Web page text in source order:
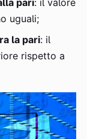
pari: il valore
uguali;
la pari: il
rispetto a